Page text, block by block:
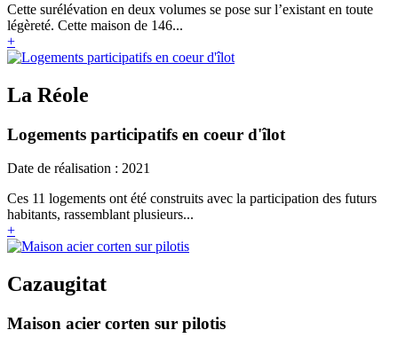
Cette surélévation en deux volumes se pose sur l’existant en toute
légèreté. Cette maison de 146...
+
La Réole
Logements participatifs en coeur d'îlot
Date de réalisation : 2021
Ces 11 logements ont été construits avec la participation des futurs
habitants, rassemblant plusieurs...
+
Cazaugitat
Maison acier corten sur pilotis